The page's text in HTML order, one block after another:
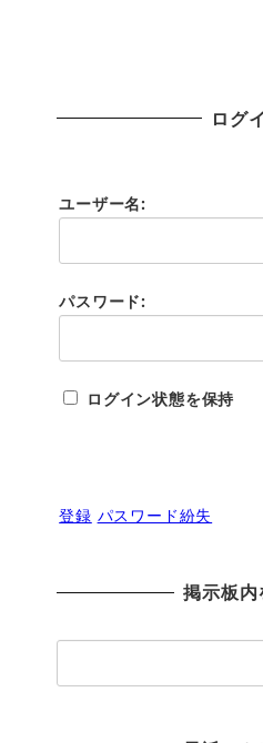
ログ
ユーザー名:
パスワード:
ログイン状態を保持
登録 パスワード紛失
掲示板内
索